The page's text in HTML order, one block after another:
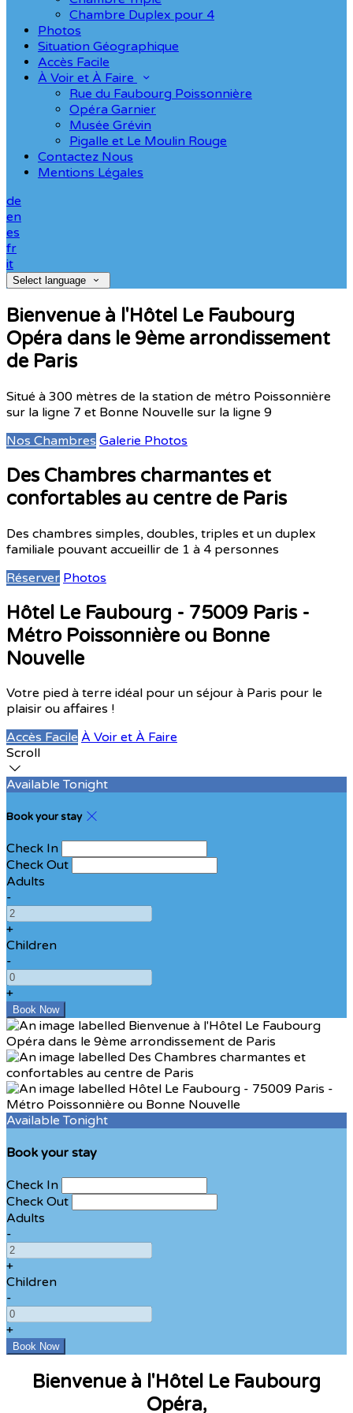
Chambre Duplex pour 4
Photos
Situation Géographique
Accès Facile
À Voir et À Faire
Rue du Faubourg Poissonnière
Opéra Garnier
Musée Grévin
Pigalle et Le Moulin Rouge
Contactez Nous
Mentions Légales
de
en
es
fr
it
Select language
Bienvenue à l'Hôtel Le Faubourg
Opéra dans le 9ème arrondissement
de Paris
Situé à 300 mètres de la station de métro Poissonnière
sur la ligne 7 et Bonne Nouvelle sur la ligne 9
Nos Chambres Galerie Photos
Des Chambres charmantes et
confortables au centre de Paris
Des chambres simples, doubles, triples et un duplex
familiale pouvant accueillir de 1 à 4 personnes
Réserver Photos
Hôtel Le Faubourg - 75009 Paris -
Métro Poissonnière ou Bonne
Nouvelle
Votre pied à terre idéal pour un séjour à Paris pour le
plaisir ou affaires !
Accès Facile À Voir et À Faire
Scroll
Available Tonight
Book your stay
Check In
Check Out
Adults
-
+
Children
-
+
Available Tonight
Book your stay
Check In
Check Out
Adults
-
+
Children
-
+
Bienvenue à l'Hôtel Le Faubourg
Opéra,